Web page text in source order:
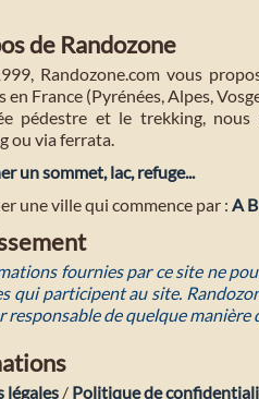
de Randozone
Randozone.com vous
en France (Pyrénées, Alpes,
pédestre et le trekking,
ou via ferrata.
un sommet, lac, refuge...
une ville qui commence par : A B
fournies par ce site ne
qui participent au site.
responsable de quelque manière
légales / Politique de